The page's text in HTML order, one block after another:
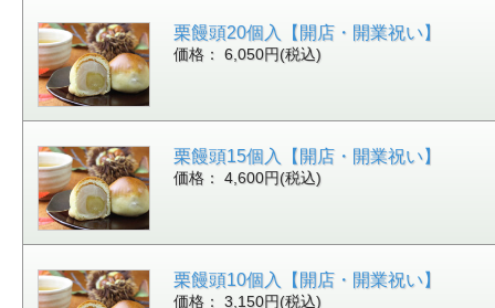
栗饅頭20個入【開店・開業祝い】
価格： 6,050円(税込)
栗饅頭15個入【開店・開業祝い】
価格： 4,600円(税込)
栗饅頭10個入【開店・開業祝い】
価格： 3,150円(税込)